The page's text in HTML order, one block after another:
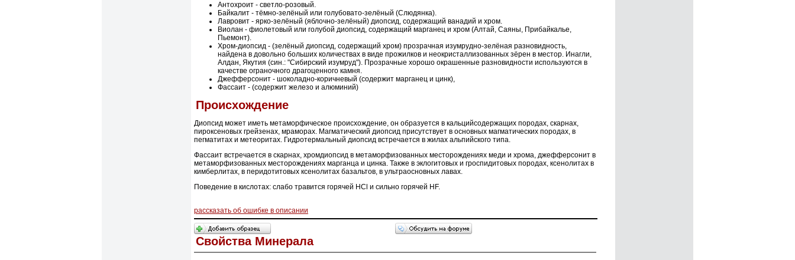
Антохроит - светло-розовый.
Байкалит - тёмно-зелёный или голубовато-зелёный (Слюдянка).
Лавровит - ярко-зелёный (яблочно-зелёный) диопсид, содержащий ванадий и хром.
Виолан - фиолетовый или голубой диопсид, содержащий марганец и хром (Алтай, Саяны, Прибайкалье,
Пьемонт).
Хром-диопсид - (зелёный диопсид, содержащий хром) прозрачная изумрудно-зелёная разновидность,
найдена в довольно больших количествах в виде прожилков и неокристаллизованных зёрен в местор. Инагли,
Алдан, Якутия (син.: "Cибирский изумруд"). Прозрачные хорошо окрашенные разновидности используются в
качестве ограночного драгоценного камня.
Джефферсонит - шоколадно-коричневый (содержит марганец и цинк),
Фассаит - (содержит железо и алюминий)
Происхождение
Диопсид может иметь метаморфическое происхождение, он образуется в кальцийсодержащих породах, скарнах,
пироксеновых грейзенах, мраморах. Магматический диопсид присутствует в основных магматических породах, в
пегматитах и метеоритах. Гидротермальный диопсид встречается в жилах альпийского типа.
Фассаит встречается в скарнах, хромдиопсид в метаморфизованных месторождениях меди и хрома, джефферсонит в
метаморфизованных месторождениях марганца и цинка. Также в эклогитовых и гроспидитовых породах, ксенолитах в
кимберлитах, в перидотитовых ксенолитах базальтов, в ультраосновных лавах.
Поведение в кислотах: слабо травится горячей HCl и сильно горячей HF.
рассказать об ошибке в описании
Свойства Минерала